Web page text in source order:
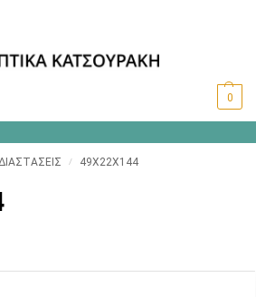
0
/ 49X22X144